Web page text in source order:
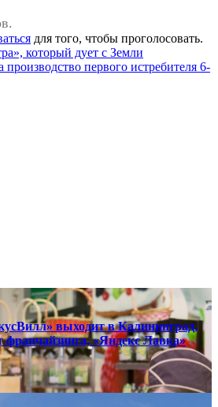
для того, чтобы проголосовать.
который дует с Земли
первого истребителя 6-
выходит в Калининград,
франчайзинга, «Яндекс Лавка»